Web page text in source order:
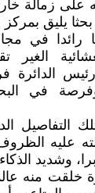
زمالة
يليق بمركز
في
الغير
الدائرة
في
عليه
وشديد
خلقت منه